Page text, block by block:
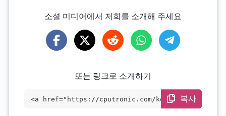
소셜 미디어에서 저희를 소개해 주세요
또는 링크로 소개하기
<a href="https://cputronic.com/ko/cpu/in
복사